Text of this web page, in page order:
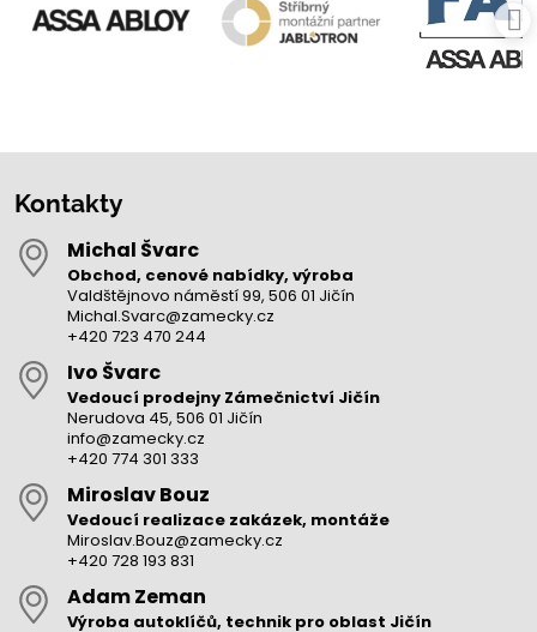
Kontakty
Michal Švarc
Obchod, cenové nabídky, výroba
Valdštějnovo náměstí 99, 506 01 Jičín
Michal.Svarc@zamecky.cz
+420 723 470 244
Ivo Švarc
Vedoucí prodejny Zámečnictví Jičín
Nerudova 45, 506 01 Jičín
info@zamecky.cz
+420 774 301 333
Miroslav Bouz
Vedoucí realizace zakázek, montáže
Miroslav.Bouz@zamecky.cz
+420 728 193 831
Adam Zeman
Výroba autoklíčů, technik pro oblast Jičín